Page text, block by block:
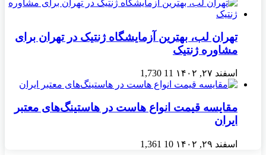
تهران لب، بهترین آزمایشگاه ژنتیک در تهران برای
مشاوره ژنتیک
اسفند ۲۷, ۱۴۰۲ 11
1,730
مقایسه قیمت انواع هاست در هاستینگ‌های معتبر
ایران
اسفند ۲۹, ۱۴۰۲ 10
1,361